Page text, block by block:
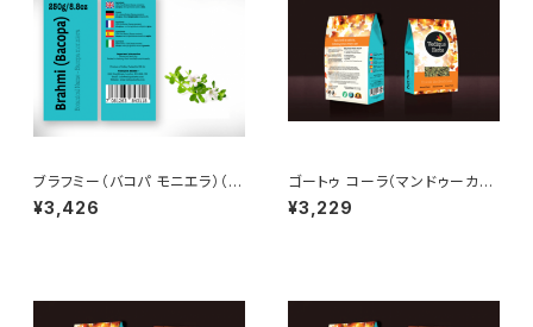
ブラフミー（バコパ モニエラ）（2
50g）Brahmi (Bacopa Monn
iera) | Raw, Crude, Dried |
¥3,426
ゴートゥ コーラ（マンドゥーカパ
ルニ | センテラ アサイアティカ）
（250g）Gotu Kola | Raw, Cr
¥3,229